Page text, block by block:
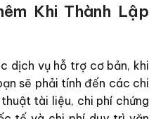
Khi Thành Lập
dịch vụ hỗ trợ cơ bản, khi
sẽ phải tính đến các chi
tài liệu, chi phí chứng